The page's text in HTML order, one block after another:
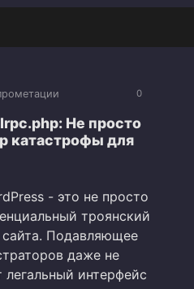
0
Не просто
катастрофы для
- это не просто
троянский
Подавляющее
даже не
легальный интерфейс